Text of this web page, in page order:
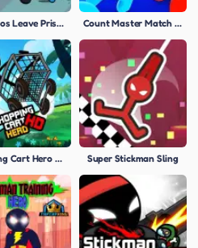
Stick Bros Leave Prison Count Master Match Color Run
Shopping Cart Hero HD Super Stickman Sling